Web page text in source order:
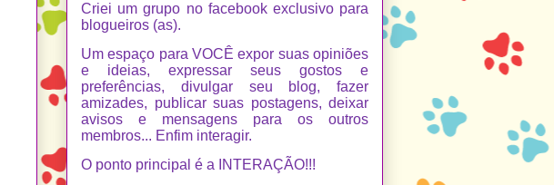
Criei um grupo no facebook exclusivo para
blogueiros (as).
Um espaço para VOCÊ expor suas opiniões
e ideias, expressar seus gostos e
preferências, divulgar seu blog, fazer
amizades, publicar suas postagens, deixar
avisos e mensagens para os outros
membros... Enfim interagir.
O ponto principal é a INTERAÇÃO!!!